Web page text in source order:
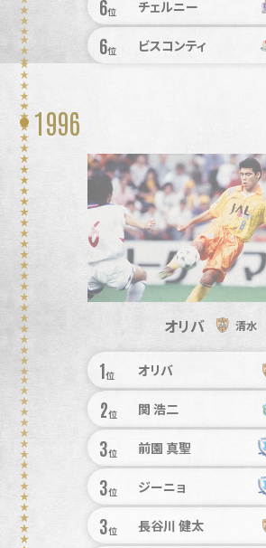
6位 チェルニー
6位 ビスコンティ
1996
オリバ 清水
1位 オリバ
2位 関 浩二
3位 前園 真聖
3位 ジーニョ
3位 長谷川 健太